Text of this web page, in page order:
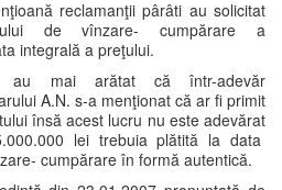
reclamanţii pârâti au solicitat
de vînzare- cumpărare a
integrală a preţului.
au mai arătat că într-adevăr
A.N. s-a menţionat că ar fi primit
însă acest lucru nu este adevărat
lei trebuia plătită la data
cumpărare în formă autentică.